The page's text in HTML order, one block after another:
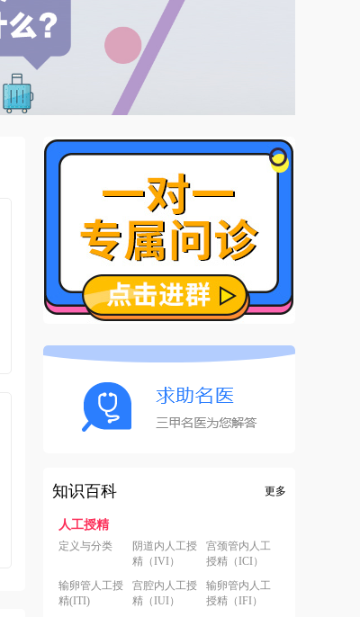
知识百科 更多
人工授精
定义与分类
阴道内人工授
精（IVI）
宫颈管内人工
授精（ICI）
输卵管人工授
精(ITI)
宫腔内人工授
精（IUI）
输卵管内人工
授精（IFI）